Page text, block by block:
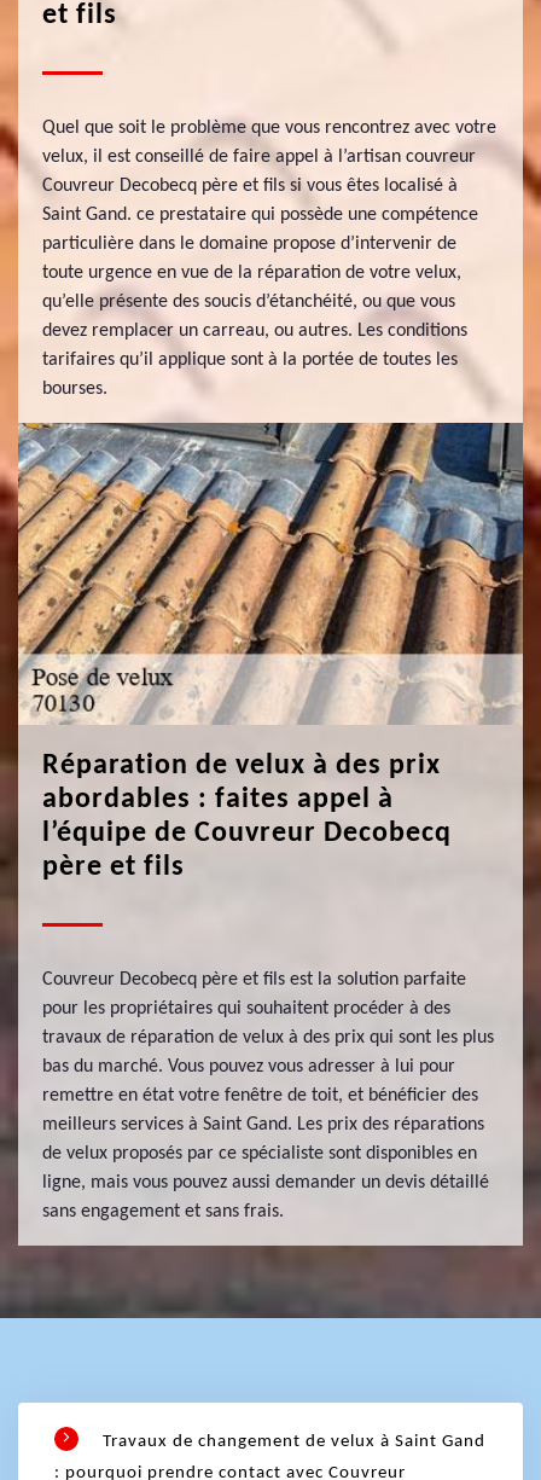
et fils
Quel que soit le problème que vous rencontrez avec votre
velux, il est conseillé de faire appel à l’artisan couvreur
Couvreur Decobecq père et fils si vous êtes localisé à
Saint Gand. ce prestataire qui possède une compétence
particulière dans le domaine propose d’intervenir de
toute urgence en vue de la réparation de votre velux,
qu’elle présente des soucis d’étanchéité, ou que vous
devez remplacer un carreau, ou autres. Les conditions
tarifaires qu’il applique sont à la portée de toutes les
bourses.
Réparation de velux à des prix
abordables : faites appel à
l’équipe de Couvreur Decobecq
père et fils
Couvreur Decobecq père et fils est la solution parfaite
pour les propriétaires qui souhaitent procéder à des
travaux de réparation de velux à des prix qui sont les plus
bas du marché. Vous pouvez vous adresser à lui pour
remettre en état votre fenêtre de toit, et bénéficier des
meilleurs services à Saint Gand. Les prix des réparations
de velux proposés par ce spécialiste sont disponibles en
ligne, mais vous pouvez aussi demander un devis détaillé
sans engagement et sans frais.
Travaux de changement de velux à Saint Gand
: pourquoi prendre contact avec Couvreur